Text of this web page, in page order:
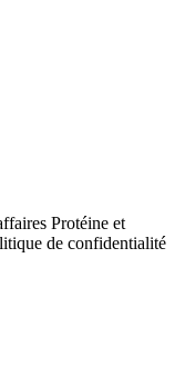
Protéine et
de confidentialité